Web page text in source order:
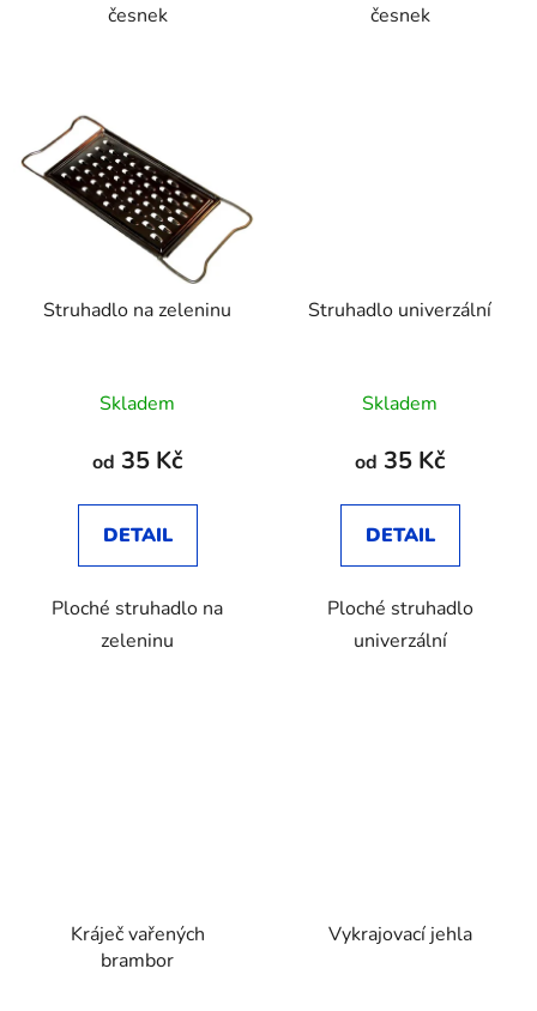
česnek
česnek
Struhadlo na zeleninu
Skladem
od 35 Kč
DETAIL
Ploché struhadlo na
zeleninu
Struhadlo univerzální
Skladem
od 35 Kč
DETAIL
Ploché struhadlo
univerzální
Kráječ vařených
brambor
Vykrajovací jehla